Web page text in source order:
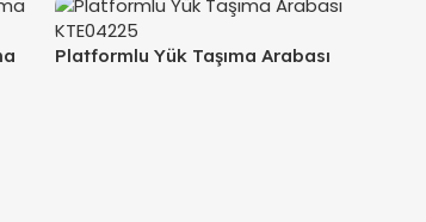
Platformlu Yük Taşıma Arabası